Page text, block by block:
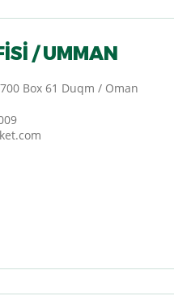
/ UMMAN
700 Box 61 Duqm / Oman